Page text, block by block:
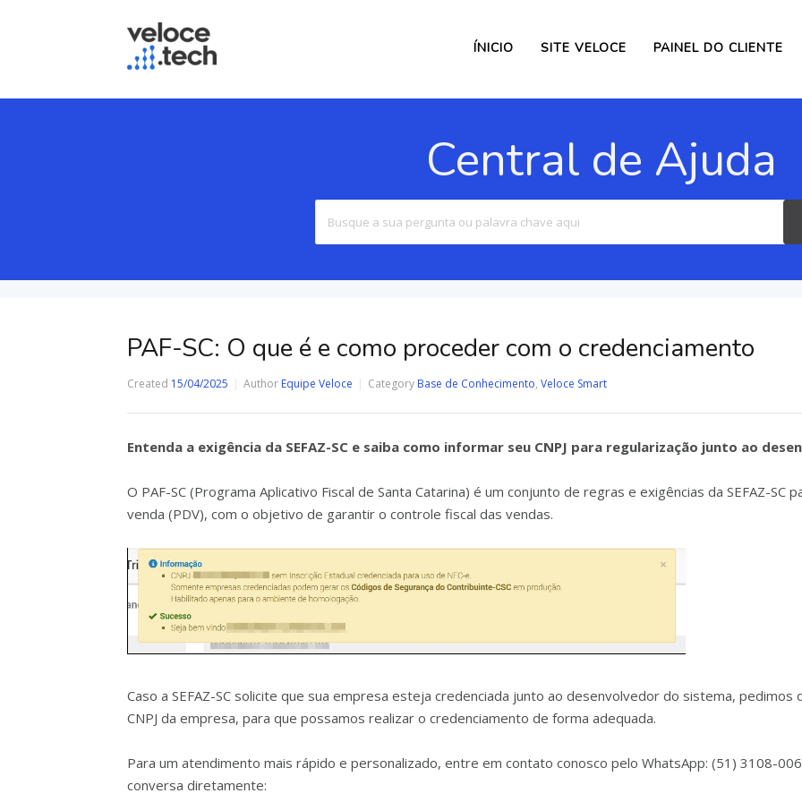
ÍNICIO SITE VELOCE PAINEL DO CLIENTE
Central de Ajuda
PAF-SC: O que é e como proceder com o credenciamento
Created 15/04/2025 Author Equipe Veloce Category Base de Conhecimento, Veloce Smart
Entenda a exigência da SEFAZ-SC e saiba como informar seu CNPJ para regularização junto ao
O PAF-SC (Programa Aplicativo Fiscal de Santa Catarina) é um conjunto de regras e exigências da SEFAZ-
venda (PDV), com o objetivo de garantir o controle fiscal das vendas.
Caso a SEFAZ-SC solicite que sua empresa esteja credenciada junto ao desenvolvedor do sistema,
CNPJ da empresa, para que possamos realizar o credenciamento de forma adequada.
Para um atendimento mais rápido e personalizado, entre em contato conosco pelo WhatsApp: (51) 3108-
conversa diretamente: